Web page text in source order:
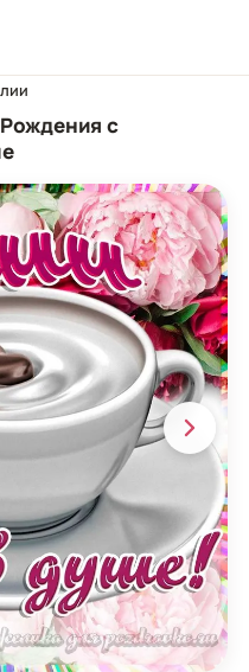
с